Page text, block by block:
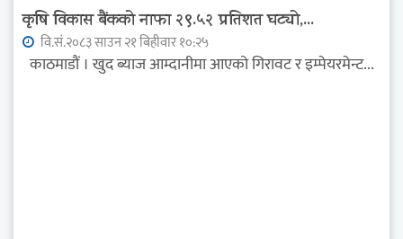
कृषि विकास बैंकको नाफा २९.५२ प्रतिशत घट्यो,...
वि.सं.२०८३ साउन २१ बिहीवार १०:२५
काठमाडौं । खुद ब्याज आम्दानीमा आएको गिरावट र इम्पेयरमेन्ट...